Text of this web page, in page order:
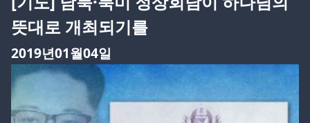
뜻대로 개최되기를
2019년01월04일